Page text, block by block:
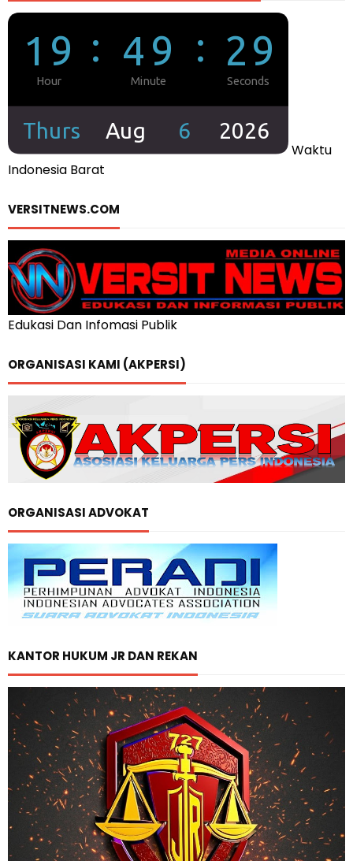
Waktu
Indonesia Barat
VERSITNEWS.COM
Edukasi Dan Infomasi Publik
ORGANISASI KAMI (AKPERSI)
ORGANISASI ADVOKAT
KANTOR HUKUM JR DAN REKAN